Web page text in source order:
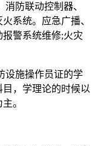
防联动控制器、
系统。应急广播、
警系统维修;火灾
设施操作员证的学
，学理论的时候以
。